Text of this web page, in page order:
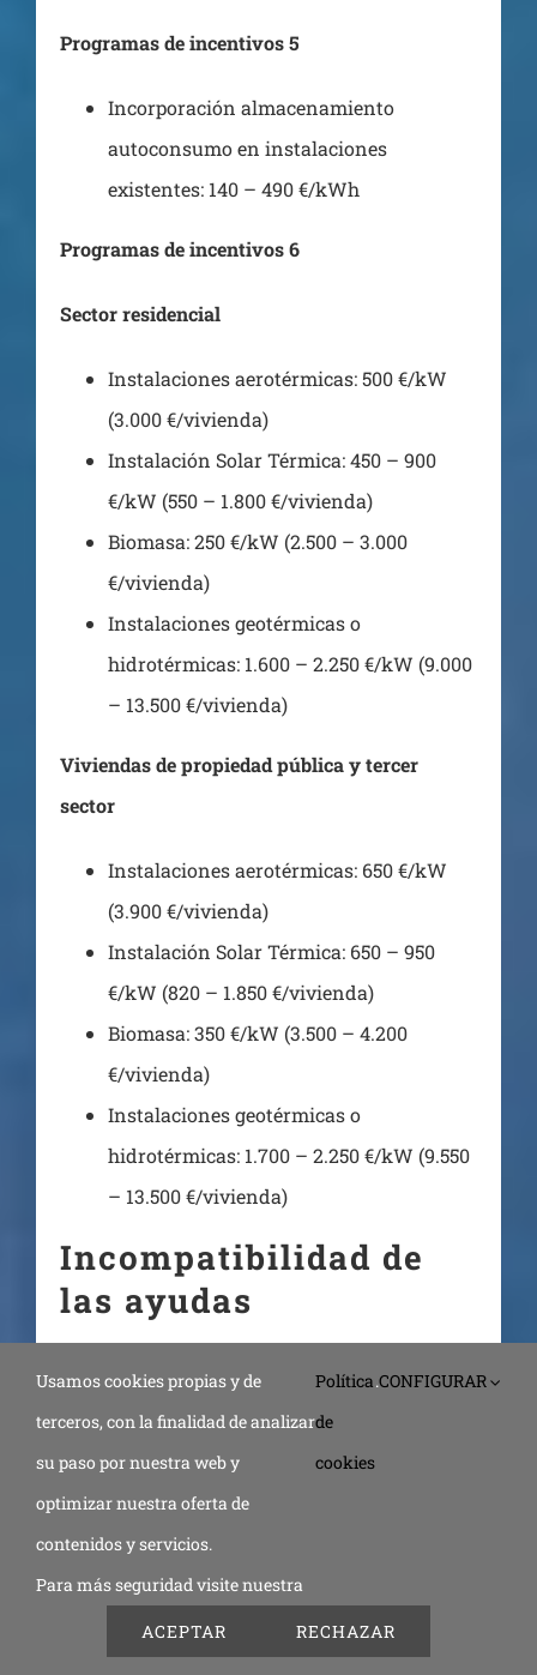
Programas de incentivos 5
Incorporación almacenamiento
autoconsumo en instalaciones
existentes: 140 – 490 €/kWh
Programas de incentivos 6
Sector residencial
Instalaciones aerotérmicas: 500 €/kW
(3.000 €/vivienda)
Instalación Solar Térmica: 450 – 900
€/kW (550 – 1.800 €/vivienda)
Biomasa: 250 €/kW (2.500 – 3.000
€/vivienda)
Instalaciones geotérmicas o
hidrotérmicas: 1.600 – 2.250 €/kW (9.000
– 13.500 €/vivienda)
Viviendas de propiedad pública y tercer
sector
Instalaciones aerotérmicas: 650 €/kW
(3.900 €/vivienda)
Instalación Solar Térmica: 650 – 950
€/kW (820 – 1.850 €/vivienda)
Biomasa: 350 €/kW (3.500 – 4.200
€/vivienda)
Instalaciones geotérmicas o
hidrotérmicas: 1.700 – 2.250 €/kW (9.550
– 13.500 €/vivienda)
Incompatibilidad de
las ayudas
nacionales, de la Unión Europea o de
organismos internacionales.
Usamos cookies propias y de
terceros, con la finalidad de analizar
su paso por nuestra web y
optimizar nuestra oferta de
contenidos y servicios.
Para más seguridad visite nuestra
Política
de
cookies
.CONFIGURAR
ACEPTAR RECHAZAR